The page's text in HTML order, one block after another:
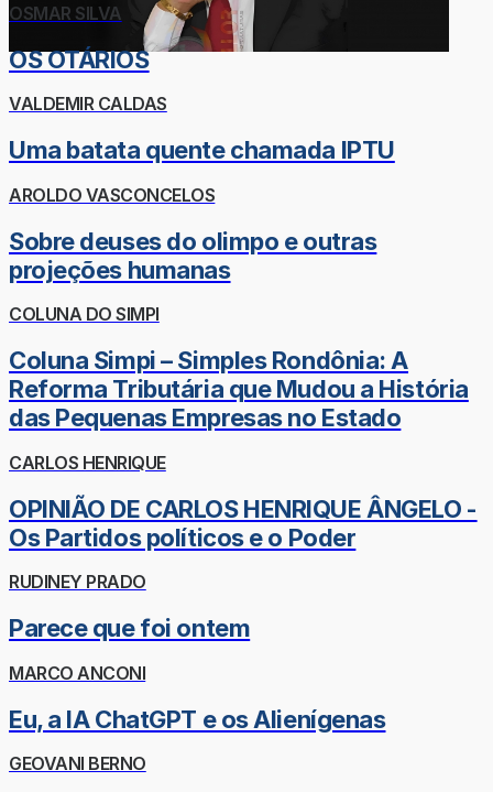
OSMAR SILVA
OS OTÁRIOS
VALDEMIR CALDAS
Uma batata quente chamada IPTU
AROLDO VASCONCELOS
Sobre deuses do olimpo e outras
projeções humanas
COLUNA DO SIMPI
Coluna Simpi – Simples Rondônia: A
Reforma Tributária que Mudou a História
das Pequenas Empresas no Estado
CARLOS HENRIQUE
OPINIÃO DE CARLOS HENRIQUE ÂNGELO -
Os Partidos políticos e o Poder
RUDINEY PRADO
Parece que foi ontem
MARCO ANCONI
Eu, a IA ChatGPT e os Alienígenas
GEOVANI BERNO